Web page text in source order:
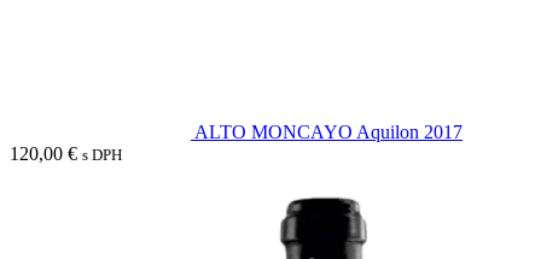
ALTO MONCAYO Aquilon 2017
120,00 € s DPH